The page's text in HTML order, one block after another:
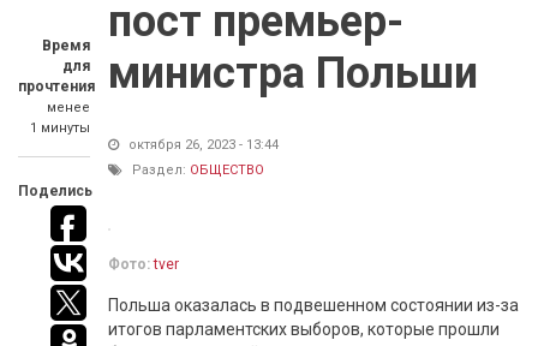
Время
для
прочтения
менее
1 минуты
Поделись
пост премьер-
министра Польши
октября 26, 2023 - 13:44
Раздел: ОБЩЕСТВО
Фото:tver
Польша оказалась в подвешенном состоянии из-за
итогов парламентских выборов, которые прошли